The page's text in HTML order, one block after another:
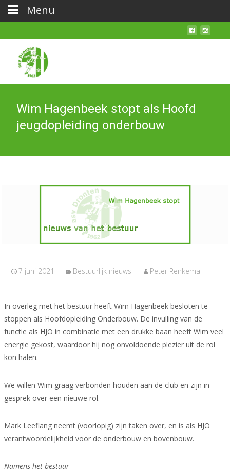
Wim Hagenbeek stopt als Hoofd
jeugdopleiding onderbouw
7 juni 2021 Bestuurlijk nieuws Peter Renkema
In overleg met het bestuur heeft Wim Hagenbeek besloten te
stoppen als Hoofdopleiding Onderbouw. De invulling van de
functie als HJO in combinatie met een drukke baan heeft Wim veel
energie gekost, waardoor hij nog onvoldoende plezier uit de rol
kon halen.
We willen Wim graag verbonden houden aan de club en zijn in
gesprek over een nieuwe rol.
Mark Leeflang neemt (voorlopig) zijn taken over, en is als HJO
verantwoordelijkheid voor de onderbouw en bovenbouw.
Namens het bestuur
Menu